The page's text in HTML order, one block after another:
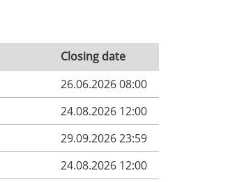
Closing date
26.06.2026 08:00
24.08.2026 12:00
29.09.2026 23:59
24.08.2026 12:00